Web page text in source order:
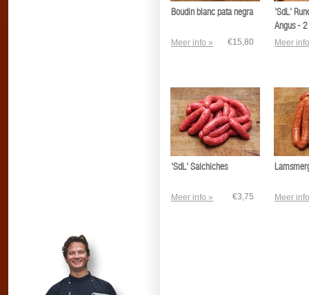
Boudin blanc pata negra
Meer info » €15,80
'SdL'
Angus -
Meer
'SdL' Salchiches
Meer info » €3,75 Meer